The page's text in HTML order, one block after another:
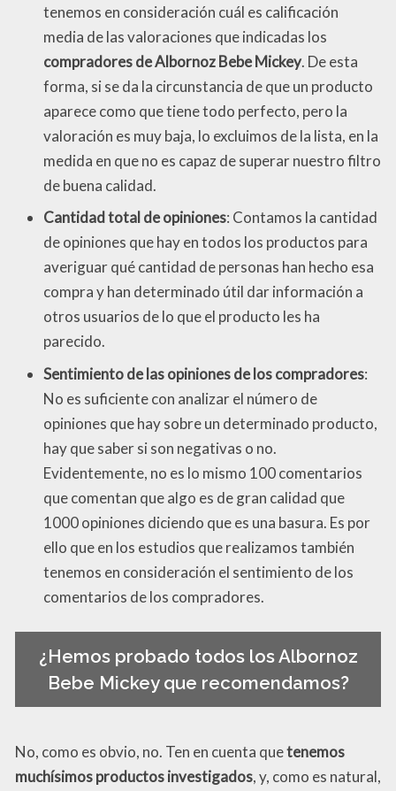
tenemos en consideración cuál es calificación
media de las valoraciones que indicadas los
compradores de Albornoz Bebe Mickey. De esta
forma, si se da la circunstancia de que un producto
aparece como que tiene todo perfecto, pero la
valoración es muy baja, lo excluimos de la lista, en la
medida en que no es capaz de superar nuestro filtro
de buena calidad.
Cantidad total de opiniones: Contamos la cantidad
de opiniones que hay en todos los productos para
averiguar qué cantidad de personas han hecho esa
compra y han determinado útil dar información a
otros usuarios de lo que el producto les ha
parecido.
Sentimiento de las opiniones de los compradores:
No es suficiente con analizar el número de
opiniones que hay sobre un determinado producto,
hay que saber si son negativas o no.
Evidentemente, no es lo mismo 100 comentarios
que comentan que algo es de gran calidad que
1000 opiniones diciendo que es una basura. Es por
ello que en los estudios que realizamos también
tenemos en consideración el sentimiento de los
comentarios de los compradores.
¿Hemos probado todos los Albornoz
Bebe Mickey que recomendamos?
No, como es obvio, no. Ten en cuenta quetenemos
muchísimos productos investigados, y, como es natural,